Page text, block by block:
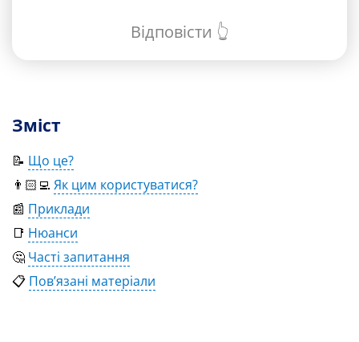
Відповісти 👆
Зміст
📝 Що це?
👨🏻‍💻 Як цим користуватися?
📰 Приклади
📑 Нюанси
🤔 Часті запитання
📋 Пов’язані матеріали